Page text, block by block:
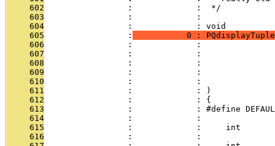
     602
                 :             :  */
     603
                 :             :
     604
                 :             : void
     605
                 :
0 :
     606
:             :
     607
:             :
     608
:             :
     609
:             :
     610
:             :
     611
                 :             : )
     612
                 :             : {
     613
:             : #define
     614
                 :             :
     615
:             :     int
     616
:             :